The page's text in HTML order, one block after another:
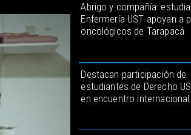
Abrigo y compañía:
Enfermería UST apoyan a
oncológicos de Tarapacá
Destacan participación de
estudiantes de Derecho
en encuentro internacional